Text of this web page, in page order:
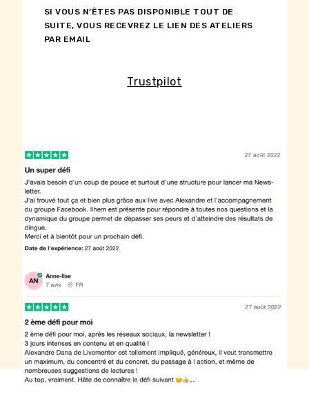
SI VOUS N’ÊTES PAS DISPONIBLE TOUT DE
SUITE, VOUS RECEVREZ LE LIEN DES ATELIERS
PAR EMAIL
Trustpilot